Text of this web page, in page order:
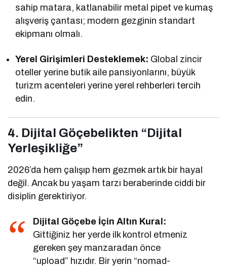
sahip matara, katlanabilir metal pipet ve kumaş
alışveriş çantası; modern gezginin standart
ekipmanı olmalı.
Yerel Girişimleri Desteklemek: Global zincir
oteller yerine butik aile pansiyonlarını, büyük
turizm acenteleri yerine yerel rehberleri tercih
edin.
4. Dijital Göçebelikten “Dijital
Yerleşikliğe”
2026’da hem çalışıp hem gezmek artık bir hayal
değil. Ancak bu yaşam tarzı beraberinde ciddi bir
disiplin gerektiriyor.
Dijital Göçebe İçin Altın Kural:
Gittiğiniz her yerde ilk kontrol etmeniz
gereken şey manzaradan önce
“upload” hızıdır. Bir yerin “nomad-